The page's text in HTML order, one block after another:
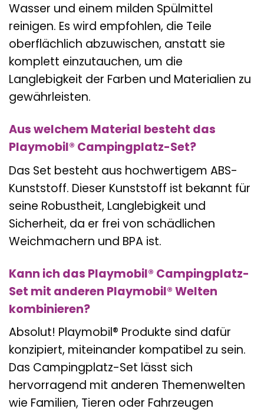
Wasser und einem milden Spülmittel
reinigen. Es wird empfohlen, die Teile
oberflächlich abzuwischen, anstatt sie
komplett einzutauchen, um die
Langlebigkeit der Farben und Materialien zu
gewährleisten.
Aus welchem Material besteht das
Playmobil® Campingplatz-Set?
Das Set besteht aus hochwertigem ABS-
Kunststoff. Dieser Kunststoff ist bekannt für
seine Robustheit, Langlebigkeit und
Sicherheit, da er frei von schädlichen
Weichmachern und BPA ist.
Kann ich das Playmobil® Campingplatz-
Set mit anderen Playmobil® Welten
kombinieren?
Absolut! Playmobil® Produkte sind dafür
konzipiert, miteinander kompatibel zu sein.
Das Campingplatz-Set lässt sich
hervorragend mit anderen Themenwelten
wie Familien, Tieren oder Fahrzeugen